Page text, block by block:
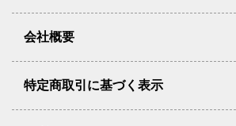
会社概要
特定商取引に基づく表示